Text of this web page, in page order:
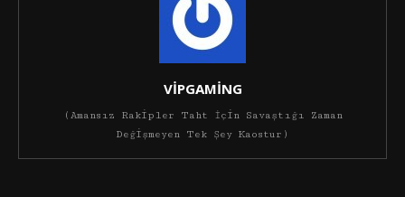
VİPGAMİNG
(Amansız Rakipler Taht İçin Savaştığı Zaman
Değişmeyen Tek Şey Kaostur)